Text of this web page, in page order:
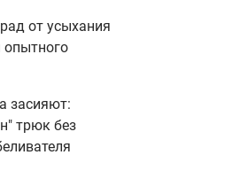
от усыхания
опытного
засияют:
трюк без